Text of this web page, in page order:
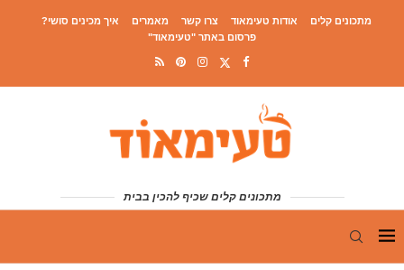
מתכונים קלים אודות טעימאוד צרו קשר מאמרים
איך מכינים סושי?
פרסום באתר "טעימאוד"
מתכונים קלים שכיף להכין בבית